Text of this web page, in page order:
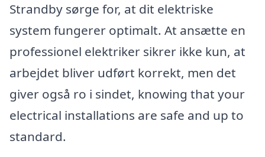
Strandby sørge for, at dit elektriske
system fungerer optimalt. At ansætte en
professionel elektriker sikrer ikke kun, at
arbejdet bliver udført korrekt, men det
giver også ro i sindet, knowing that your
electrical installations are safe and up to
standard.